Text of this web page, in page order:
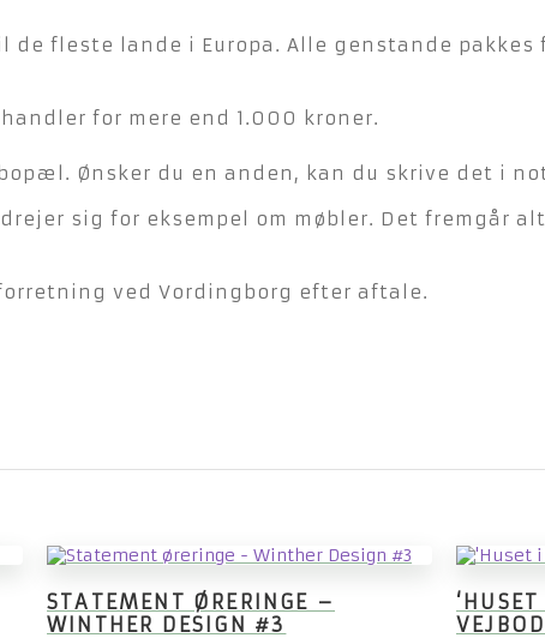
de fleste lande i Europa. Alle genstande
for mere end 1.000 kroner.
Ønsker du en anden, kan du skrive det i
sig for eksempel om møbler. Det fremgår
ved Vordingborg efter aftale.
STATEMENT ØRERINGE –
WINTHER DESIGN #3
VEJBOD